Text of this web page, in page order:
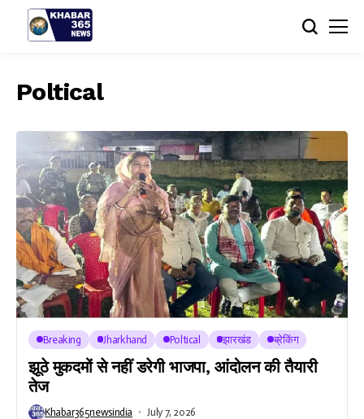
Poltical
Breaking Jharkhand Poltical झारखंड ब्रेकिंग
झूठे मुकदमों से नहीं डरेगी भाजपा, आंदोलन की तैयारी
तेज
Khabar365newsindia July 7, 2026